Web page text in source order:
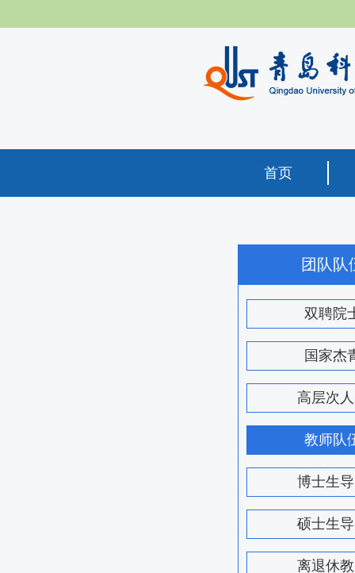
首页
团队队
双聘院
国家杰
高层次
教师队
博士生
硕士生
离退休